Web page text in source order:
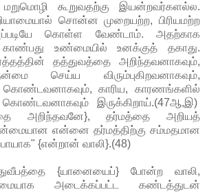
கூறுவதற்கு இயன்றவர்களல்ல.
சொன்ன முறையற்ற, பிரியமற்ற
கொள்ள வேண்டாம். அதற்காக
உண்மையில் உனக்குத் தகாது.
தத்துவத்தை அறிந்தவனாகவும்,
செய்ய விரும்புகிறவனாகவும்,
கொண்டவனாகவும், காரிய, காரணங்களில்
இருக்கிறாய்.(47ஆ,இ)
அறிந்தவனே}, தர்மத்தை அறியத்
என்னை தர்மத்திற்கு சம்மதமான
{என்றான் வாலி}.(48)
துவீபத்தை {யானையைப்} போன்ற வாலி,
அடைக்கப்பட்ட கண்டத்துடன்